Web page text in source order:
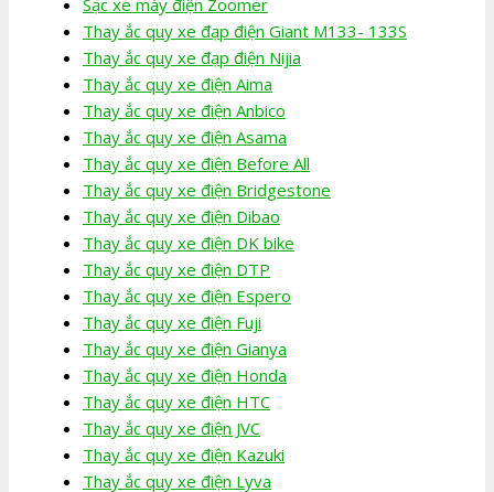
Thay ắc quy xe đạp điện Giant M133- 133S
Thay ắc quy xe đạp điện Nijia
Thay ắc quy xe điện Aima
Thay ắc quy xe điện Anbico
Thay ắc quy xe điện Asama
Thay ắc quy xe điện Before All
Thay ắc quy xe điện Bridgestone
Thay ắc quy xe điện Dibao
Thay ắc quy xe điện DK bike
Thay ắc quy xe điện DTP
Thay ắc quy xe điện Espero
Thay ắc quy xe điện Fuji
Thay ắc quy xe điện Gianya
Thay ắc quy xe điện Honda
Thay ắc quy xe điện HTC
Thay ắc quy xe điện JVC
Thay ắc quy xe điện Kazuki
Thay ắc quy xe điện Lyva